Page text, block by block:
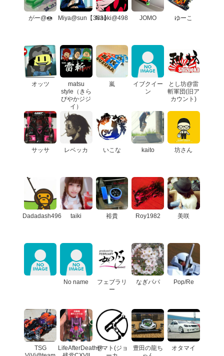
がー@🍩 Miya@sun【383】Naoki@498 JOMO ゆーこ
オッツ
matsu
style（きら
びやかジジ
イ）
嵐
イブクイー
ン
とし坊@雷
斬軍団(旧ア
カウント)
サッサ レベッカ いこな kaito 坊さん
Dadadash496 taiki 裕貴 Roy1982 美咲
No name
フェブラリ
ー
なぎパパ Pop/Re
TSG
LifeAfterDeath@ヤマト(ジョ
豊田の龍ち
オタマイ